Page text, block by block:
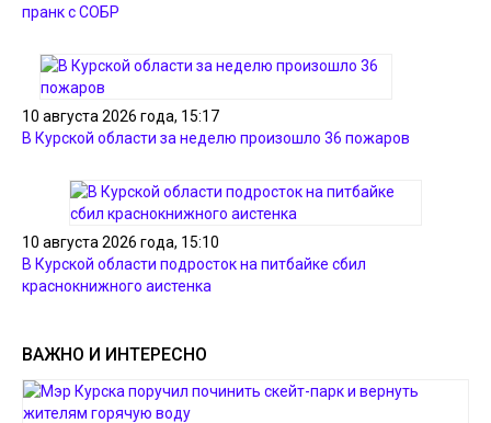
пранк с СОБР
10 августа 2026 года, 15:17
В Курской области за неделю произошло 36 пожаров
10 августа 2026 года, 15:10
В Курской области подросток на питбайке сбил
краснокнижного аистенка
ВАЖНО И ИНТЕРЕСНО